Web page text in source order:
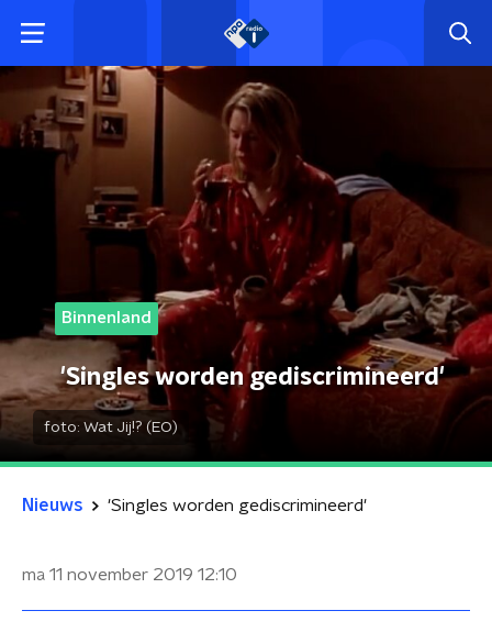
Binnenland
'Singles worden gediscrimineerd'
foto: Wat Jij!? (EO)
Nieuws 'Singles worden gediscrimineerd'
ma 11 november 2019 12:10